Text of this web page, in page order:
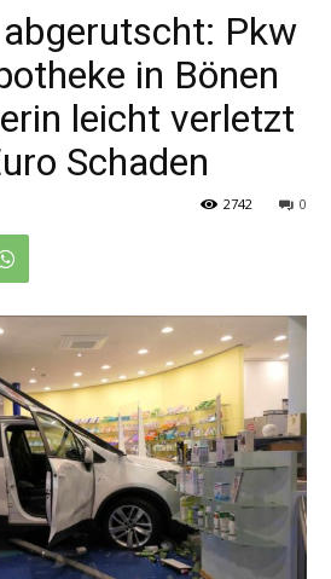
Pkw
in Bönen
leicht verletzt
Schaden
0
2742